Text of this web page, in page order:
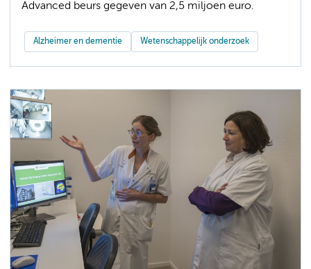
Advanced beurs gegeven van 2,5 miljoen euro.
Alzheimer en dementie Wetenschappelijk onderzoek